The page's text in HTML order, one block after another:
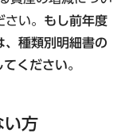
い。 もし前年度
、種類別明細書の
ください。
い方